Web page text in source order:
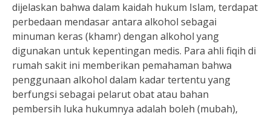
dijelaskan bahwa dalam kaidah hukum Islam, terdapat
perbedaan mendasar antara alkohol sebagai
minuman keras (khamr) dengan alkohol yang
digunakan untuk kepentingan medis. Para ahli fiqih di
rumah sakit ini memberikan pemahaman bahwa
penggunaan alkohol dalam kadar tertentu yang
berfungsi sebagai pelarut obat atau bahan
pembersih luka hukumnya adalah boleh (mubah),